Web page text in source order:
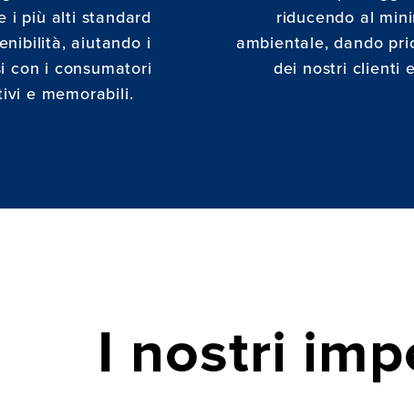
i più alti standard
aiutando i
con i consumatori
e memorabili.
riducendo al
ambientale, dando
dei nostri clienti
I nostri